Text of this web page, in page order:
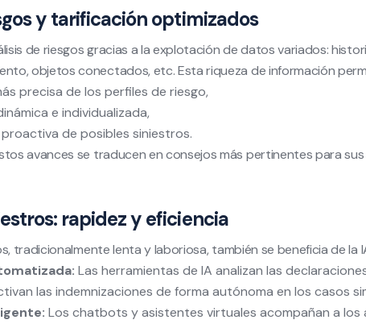
y tarificación optimizados
de riesgos gracias a la explotación de datos variados:
objetos conectados, etc. Esta riqueza de información
precisa de los perfiles de riesgo,
e individualizada,
de posibles siniestros.
avances se traducen en consejos más pertinentes para
rapidez y eficiencia
tradicionalmente lenta y laboriosa, también se beneficia de la
Las herramientas de IA analizan las
las indemnizaciones de forma autónoma en los casos
Los chatbots y asistentes virtuales acompañan a los